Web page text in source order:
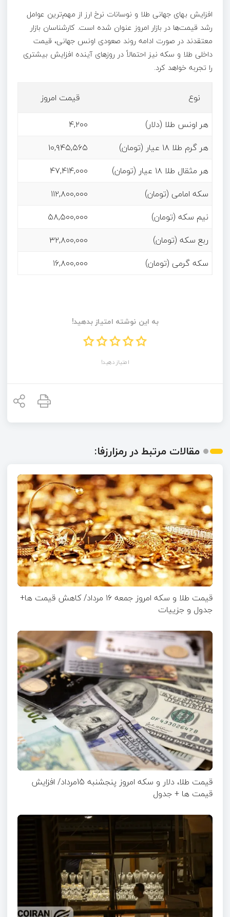
افزایش بهای جهانی طلا و نوسانات نرخ ارز از مهم‌ترین عوامل
رشد قیمت‌ها در بازار امروز عنوان شده است. کارشناسان بازار
معتقدند در صورت ادامه روند صعودی اونس جهانی، قیمت
داخلی طلا و سکه نیز احتمالاً در روزهای آینده افزایش بیشتری
را تجربه خواهد کرد.
نوع
قیمت امروز
هر اونس طلا (دلار)
۴,۲۰۰
هر گرم طلا ۱۸ عیار (تومان)
۱۰,۹۴۵,۵۶۵
هر مثقال طلا ۱۸ عیار (تومان)
۴۷,۴۱۴,۰۰۰
سکه امامی (تومان)
۱۱۲,۸۰۰,۰۰۰
نیم سکه (تومان)
۵۸,۵۰۰,۰۰۰
ربع سکه (تومان)
۳۲,۸۰۰,۰۰۰
سکه گرمی (تومان)
۱۶,۸۰۰,۰۰۰
به این نوشته امتیاز بدهید!
امتیاز دهید!
مقالات مرتبط در رمزارزفا:
قیمت طلا و سکه امروز جمعه ۱۶ مرداد/ کاهش قیمت ها+
جدول و جزییات
قیمت طلا، دلار و سکه امروز پنجشنبه 15مرداد/ افزایش
قیمت ها + جدول